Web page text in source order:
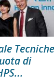
Tecniche
di